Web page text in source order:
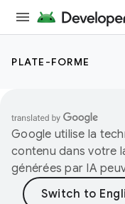
PLATE-FORME
Google utilise la
contenu dans votre
générées par IA